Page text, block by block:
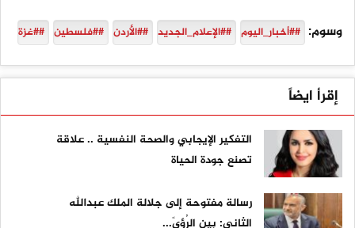
وسوم: ##أخبار_اليوم ##الإعلام_الجديد ##الأردن ##فلسطين ##غزة
إقرأ ايضاً
التفكير الإيجابي والصحة النفسية .. علاقة
تصنع جودة الحياة
رسالة مفتوحة إلى جلالة الملك عبدالله
الثاني: بين الرُؤىً...